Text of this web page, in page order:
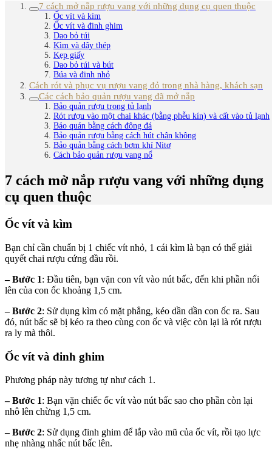
7 cách mở nắp rượu vang với những dụng cụ quen thuộc
Ốc vít và kìm
Ốc vít và đinh ghim
Dao bỏ túi
Kìm và dây thép
Kẹp giấy
Dao bỏ túi và bút
Búa và đinh nhỏ
Cách rót và phục vụ rượu vang đỏ trong nhà hàng, khách sạn
Các cách bảo quản rượu vang đã mở nắp
Bảo quản rượu trong tủ lạnh
Rót rượu vào một chai khác (bằng phễu kín) và cất vào tủ lạnh
Bảo quản bằng cách đông đá
Bảo quản rượu bằng cách hút chân không
Bảo quản bằng cách bơm khí Nitơ
Cách bảo quản rượu vang nổ
7 cách mở nắp rượu vang với những dụng
cụ quen thuộc
Ốc vít và kìm
Bạn chỉ cần chuẩn bị 1 chiếc vít nhỏ, 1 cái kìm là bạn có thể giải
quyết chai rượu cứng đầu rồi.
– Bước 1: Đầu tiên, bạn vặn con vít vào nút bấc, đến khi phần nổi
lên của con ốc khoảng 1,5 cm.
– Bước 2: Sử dụng kìm có mặt phẳng, kéo dần dần con ốc ra. Sau
đó, nút bấc sẽ bị kéo ra theo cùng con ốc và việc còn lại là rót rượu
ra ly mà thôi.
Ốc vít và đinh ghim
Phương pháp này tương tự như cách 1.
– Bước 1: Bạn vặn chiếc ốc vít vào nút bấc sao cho phần còn lại
nhô lên chừng 1,5 cm.
– Bước 2: Sử dụng đinh ghim để lắp vào mũ của ốc vít, rồi tạo lực
nhẹ nhàng nhấc nút bấc lên.